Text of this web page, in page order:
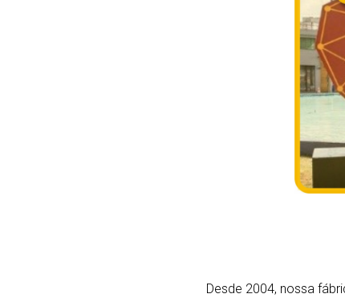
Desde 2004, nossa